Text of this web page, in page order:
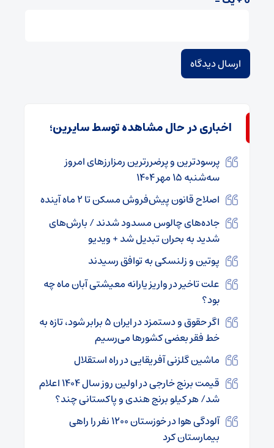
اخباری در حال مشاهده توسط سایرین؛
پرسودترین و پرضررترین رمزارزهای امروز
سه‌شنبه ۱۵ مهر ۱۴۰۴
اصلاح قانون پیش‌فروش مسکن تا ۲ ماه آینده
جاده‌های چالوس مسدود شدند / بارش‌های
شدید به بحران تبدیل شد + ویدیو
پوتین و زلنسکی به توافق رسیدند
علت تاخیر در واریز یارانه معیشتی آبان ماه چه
بود؟
اگر حقوق و دستمزد در ایران ۵ برابر شود، تازه به
خط فقر بعضی کشورها می‌رسیم
ماشین گلزنی آفریقایی در راه استقلال
قیمت برنج خارجی در اولین روز سال ۱۴۰۴ اعلام
شد/ هر کیلو برنج هندی و پاکستانی چند؟
آلودگی هوا در خوزستان ۱۲۰۰ نفر را راهی
بیمارستان‌ کرد